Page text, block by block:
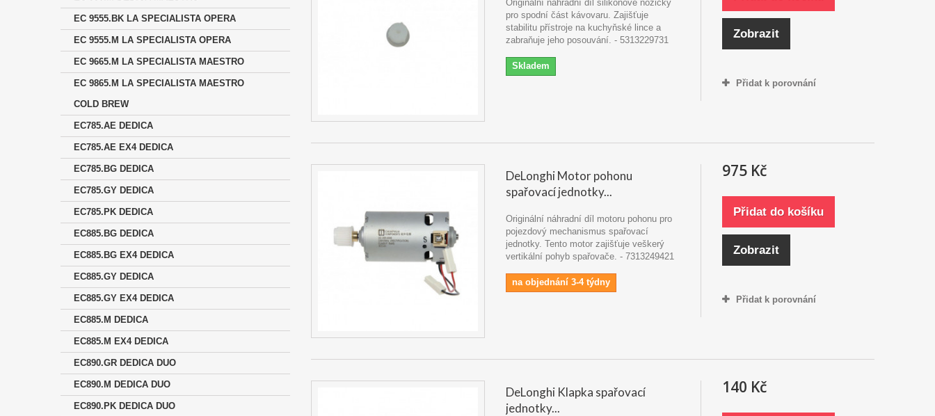
EC 9555.BK LA SPECIALISTA OPERA
EC 9555.M LA SPECIALISTA OPERA
EC 9665.M LA SPECIALISTA MAESTRO
EC 9865.M LA SPECIALISTA MAESTRO
COLD BREW
EC785.AE DEDICA
EC785.AE EX4 DEDICA
EC785.BG DEDICA
EC785.GY DEDICA
EC785.PK DEDICA
EC885.BG DEDICA
EC885.BG EX4 DEDICA
EC885.GY DEDICA
EC885.GY EX4 DEDICA
EC885.M DEDICA
EC885.M EX4 DEDICA
EC890.GR DEDICA DUO
EC890.M DEDICA DUO
EC890.PK DEDICA DUO
Originální náhradní díl silikonové nožičky
pro spodní část kávovaru. Zajišťuje
stabilitu přístroje na kuchyňské lince a
zabraňuje jeho posouvání. - 5313229731
Skladem
Zobrazit
Přidat k porovnání
DeLonghi Motor pohonu
spařovací jednotky...
Originální náhradní díl motoru pohonu pro
pojezdový mechanismus spařovací
jednotky. Tento motor zajišťuje veškerý
vertikální pohyb spařovače. - 7313249421
na objednání 3-4 týdny
975 Kč
Přidat do košíku
Zobrazit
Přidat k porovnání
DeLonghi Klapka spařovací
jednotky...
140 Kč